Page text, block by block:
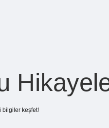
bilgiler keşfet!